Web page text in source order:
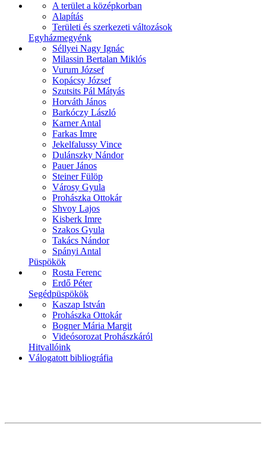
A terület a középkorban
Alapítás
Területi és szerkezeti változások
Egyházmegyénk
Séllyei Nagy Ignác
Milassin Bertalan Miklós
Vurum József
Kopácsy József
Szutsits Pál Mátyás
Horváth János
Barkóczy László
Karner Antal
Farkas Imre
Jekelfalussy Vince
Dulánszky Nándor
Pauer János
Steiner Fülöp
Városy Gyula
Prohászka Ottokár
Shvoy Lajos
Kisberk Imre
Szakos Gyula
Takács Nándor
Spányi Antal
Püspökök
Rosta Ferenc
Erdő Péter
Segédpüspökök
Kaszap István
Prohászka Ottokár
Bogner Mária Margit
Videósorozat Prohászkáról
Hitvallóink
Válogatott bibliográfia